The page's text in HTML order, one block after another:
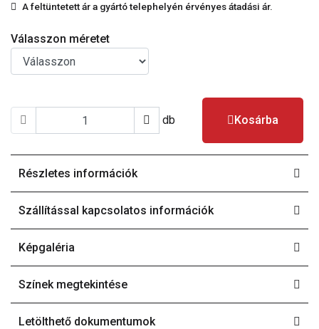
A feltüntetett ár a gyártó telephelyén érvényes átadási ár.
Válasszon méretet
db Kosárba
Részletes információk
Szállítással kapcsolatos információk
Képgaléria
Színek megtekintése
Letölthető dokumentumok